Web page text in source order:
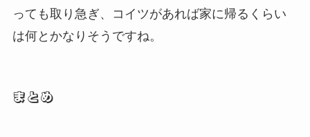
っても取り急ぎ、コイツがあれば家に帰るくらい
は何とかなりそうですね。
まとめ